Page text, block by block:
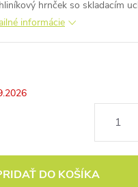
hrnček so skladacím
informácie
DO KOŠÍKA